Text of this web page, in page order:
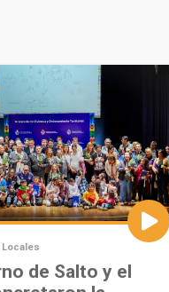
Locales
de Salto y el